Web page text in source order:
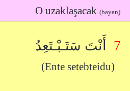
O uzaklaşacak(bayan)
أَنْتَ سَتَـبْـتَعِدُ 7
(Ente setebteidu)